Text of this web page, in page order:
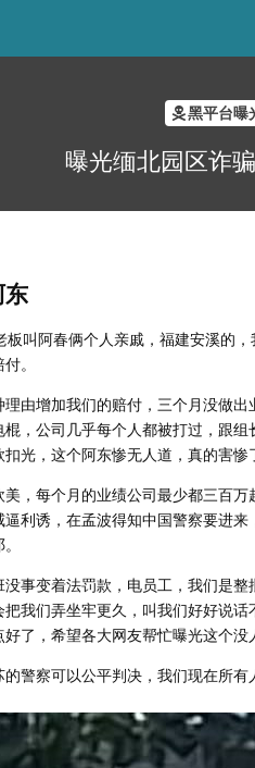
黑平台曝
曝光缅北园区诈
叫阿春俩个人亲戚，福建安溪的
。
由增加我们的赔付，三个月没做
，公司几乎每个人都被打过，跟
光，这个阿东惨无人道，真的害惨
，每个月的业绩公司最少都三百
利诱，在孟波得知中国警察要进
事变着法罚款，电员工，我们是
我们弄坐牢更久，叫我们好好说话
了，希望各大网友帮忙曝光这个没
警察可以公平判决，我们现在所